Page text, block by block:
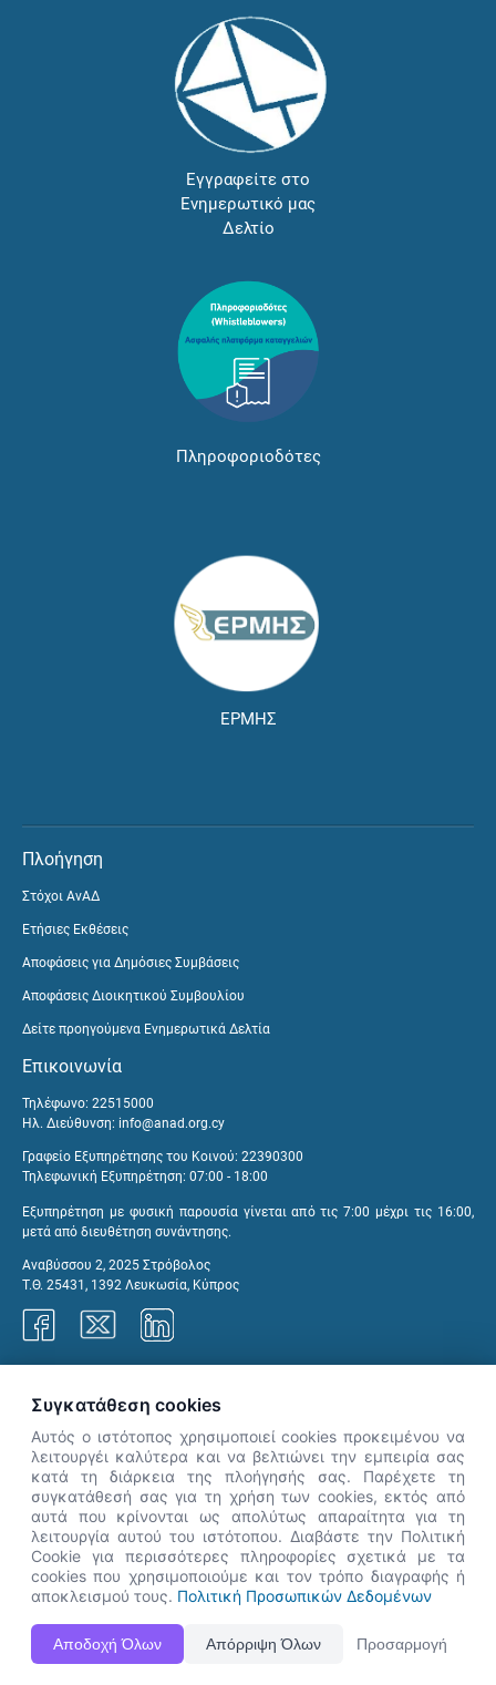
Εγγραφείτε στο
Ενημερωτικό μας
Δελτίο
Πληροφοριοδότες
ΕΡΜΗΣ
Πλοήγηση
Στόχοι ΑνΑΔ
Ετήσιες Εκθέσεις
Αποφάσεις για Δημόσιες Συμβάσεις
Αποφάσεις Διοικητικού Συμβουλίου
Δείτε προηγούμενα Ενημερωτικά Δελτία
Επικοινωνία
Τηλέφωνο: 22515000
Ηλ. Διεύθυνση: info@anad.org.cy
Γραφείο Εξυπηρέτησης του Κοινού: 22390300
Τηλεφωνική Εξυπηρέτηση: 07:00 - 18:00
Εξυπηρέτηση με φυσική παρουσία γίνεται από τις 7:00 μέχρι τις 16:00,
μετά από διευθέτηση συνάντησης.
Αναβύσσου 2, 2025 Στρόβολος
Τ.Θ. 25431, 1392 Λευκωσία, Κύπρος
Η Ιστοσελίδα ΑνΑΔ είναι πλήρως συμβατή με τις νεότερες εκδόσεις, Google Chrome, Mozilla Firefox,
Apple Safari καθώς και Internet Explorer.
👋 Καλώς ήρθες! Είμαι η Νόησις.
Πες μου πώς μπορώ να σε βοηθήσω
σήμερα.
Συγκατάθεση cookies
Αυτός ο ιστότοπος χρησιμοποιεί cookies προκειμένου να
λειτουργέι καλύτερα και να βελτιώνει την εμπειρία σας
κατά τη διάρκεια της πλοήγησής σας. Παρέχετε τη
συγκατάθεσή σας για τη χρήση των cookies, εκτός από
αυτά που κρίνονται ως απολύτως απαραίτητα για τη
λειτουργία αυτού του ιστότοπου. Διαβάστε την Πολιτική
Cookie για περισσότερες πληροφορίες σχετικά με τα
cookies που χρησιμοποιούμε και τον τρόπο διαγραφής ή
αποκλεισμού τους. Πολιτική Προσωπικών Δεδομένων
Αποδοχή Όλων Απόρριψη Όλων Προσαρμογή